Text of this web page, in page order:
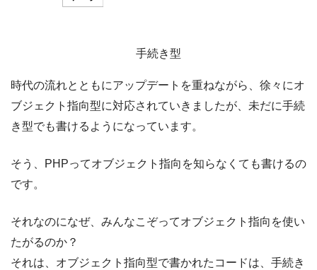
手続き型
時代の流れとともにアップデートを重ねながら、徐々にオ
ブジェクト指向型に対応されていきましたが、未だに手続
き型でも書けるようになっています。
そう、PHPってオブジェクト指向を知らなくても書けるの
です。
それなのになぜ、みんなこぞってオブジェクト指向を使い
たがるのか？
それは、オブジェクト指向型で書かれたコードは、手続き